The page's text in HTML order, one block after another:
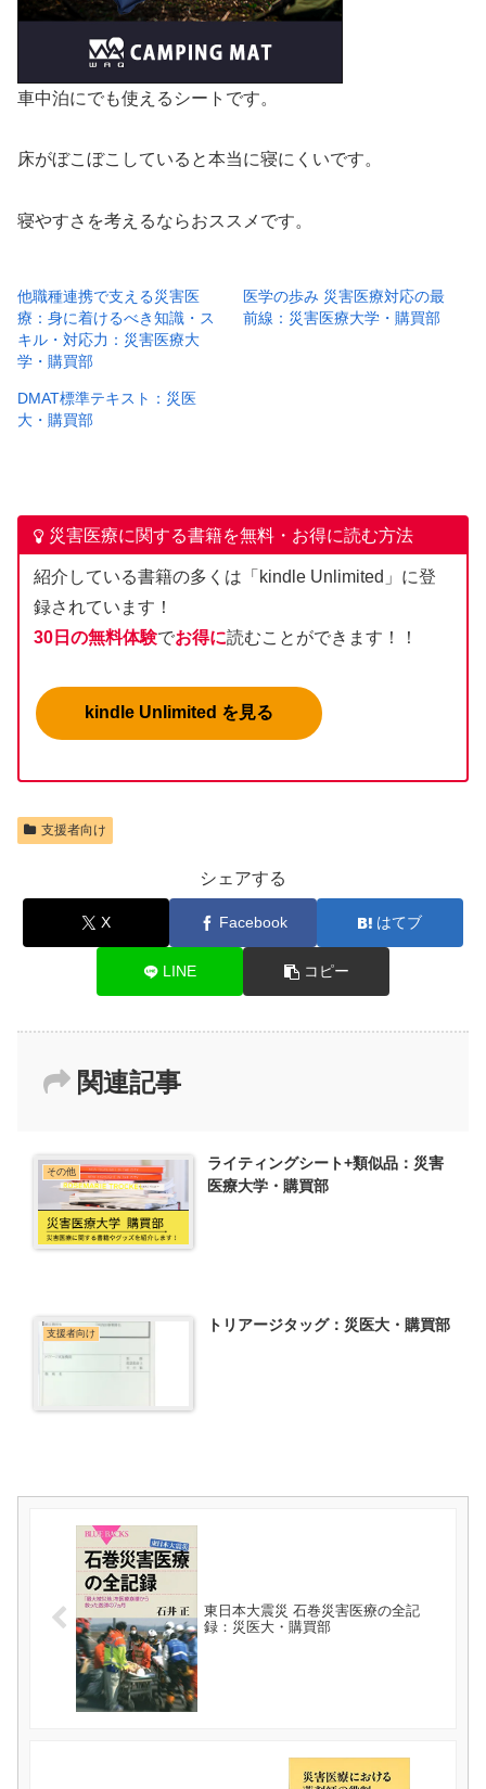
車中泊にでも使えるシートです。
床がぼこぼこしていると本当に寝にくいです。
寝やすさを考えるならおススメです。
他職種連携で支える災害医
療：身に着けるべき知識・ス
キル・対応力：災害医療大
学・購買部
医学の歩み 災害医療対応の最
前線：災害医療大学・購買部
DMAT標準テキスト：災医
大・購買部
災害医療に関する書籍を無料・お得に読む方法
紹介している書籍の多くは「kindle Unlimited」に登
録されています！
30日の無料体験でお得に読むことができます！！
kindle Unlimited を見る
支援者向け
シェアする
X Facebook はてブ
LINE コピー
関連記事
その他
ライティングシート+類似品：災害
医療大学・購買部
支援者向け トリアージタッグ：災医大・購買部
東日本大震災 石巻災害医療の全記
録：災医大・購買部